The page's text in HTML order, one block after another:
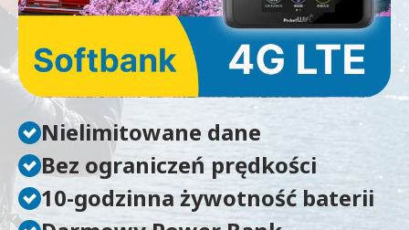
Nielimitowane dane
Bez ograniczeń prędkości
10-godzinna żywotność baterii